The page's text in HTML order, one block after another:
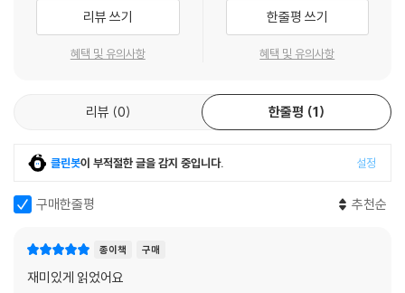
리뷰 쓰기
혜택 및 유의사항
한줄평 쓰기
혜택 및 유의사항
리뷰 0 한줄평 1
클린봇이 부적절한 글을 감지 중입니다. 설정
구매한줄평 추천순
종이책 구매
재미있게 읽었어요